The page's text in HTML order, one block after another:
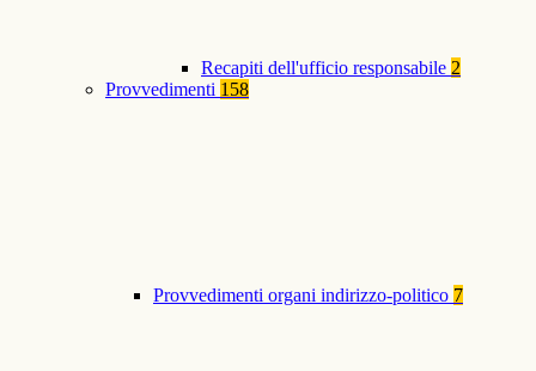
Recapiti dell'ufficio responsabile 2
Provvedimenti 158
Provvedimenti organi indirizzo-politico 7